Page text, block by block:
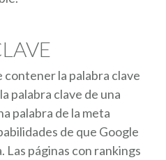
contener la palabra clave
palabra clave de una
palabra de la meta
de que Google
páginas con rankings